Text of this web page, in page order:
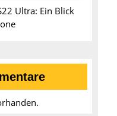
Ultra: Ein Blick